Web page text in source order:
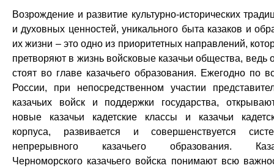
Возрождение и развитие культурно-исторических
и духовных ценностей, уникального быта казаков и
их жизни – это одно из приоритетных направлений,
претворяют в жизнь войсковые казачьи общества, ведь
стоят во главе казачьего образования. Ежегодно по
России, при непосредственном участии
казачьих войск и поддержки государства,
новые казачьи кадетские классы и казачьи
корпуса, развивается и совершенствуется
непрерывного казачьего образования.
Черноморского казачьего войска понимают всю